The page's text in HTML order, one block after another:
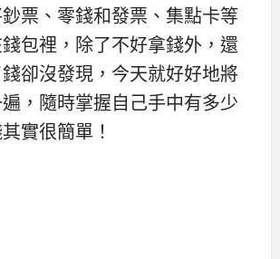
票、零錢和發票、集點卡等
包裡，除了不好拿錢外，還
卻沒發現，今天就好好地將
，隨時掌握自己手中有多少
實很簡單！